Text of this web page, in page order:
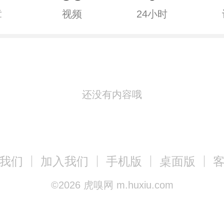
视频 24小时
还没有内容哦
们 加入我们 手机版 桌面版
©2026 虎嗅网 m.huxiu.com